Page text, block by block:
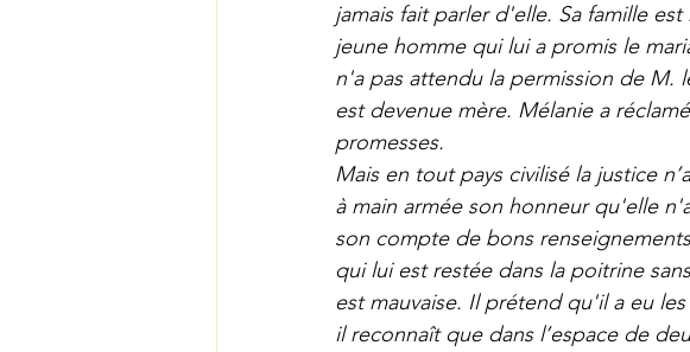
jamais fait parler d'elle. Sa famille
jeune homme qui lui a promis le
n'a pas attendu la permission de M.
est devenue mère. Mélanie a
promesses.
Mais en tout pays civilisé la justice
à main armée son honneur qu'elle
son compte de bons
qui lui est restée dans la poitrine
est mauvaise. Il prétend qu'il a eu
il reconnaît que dans l’espace de